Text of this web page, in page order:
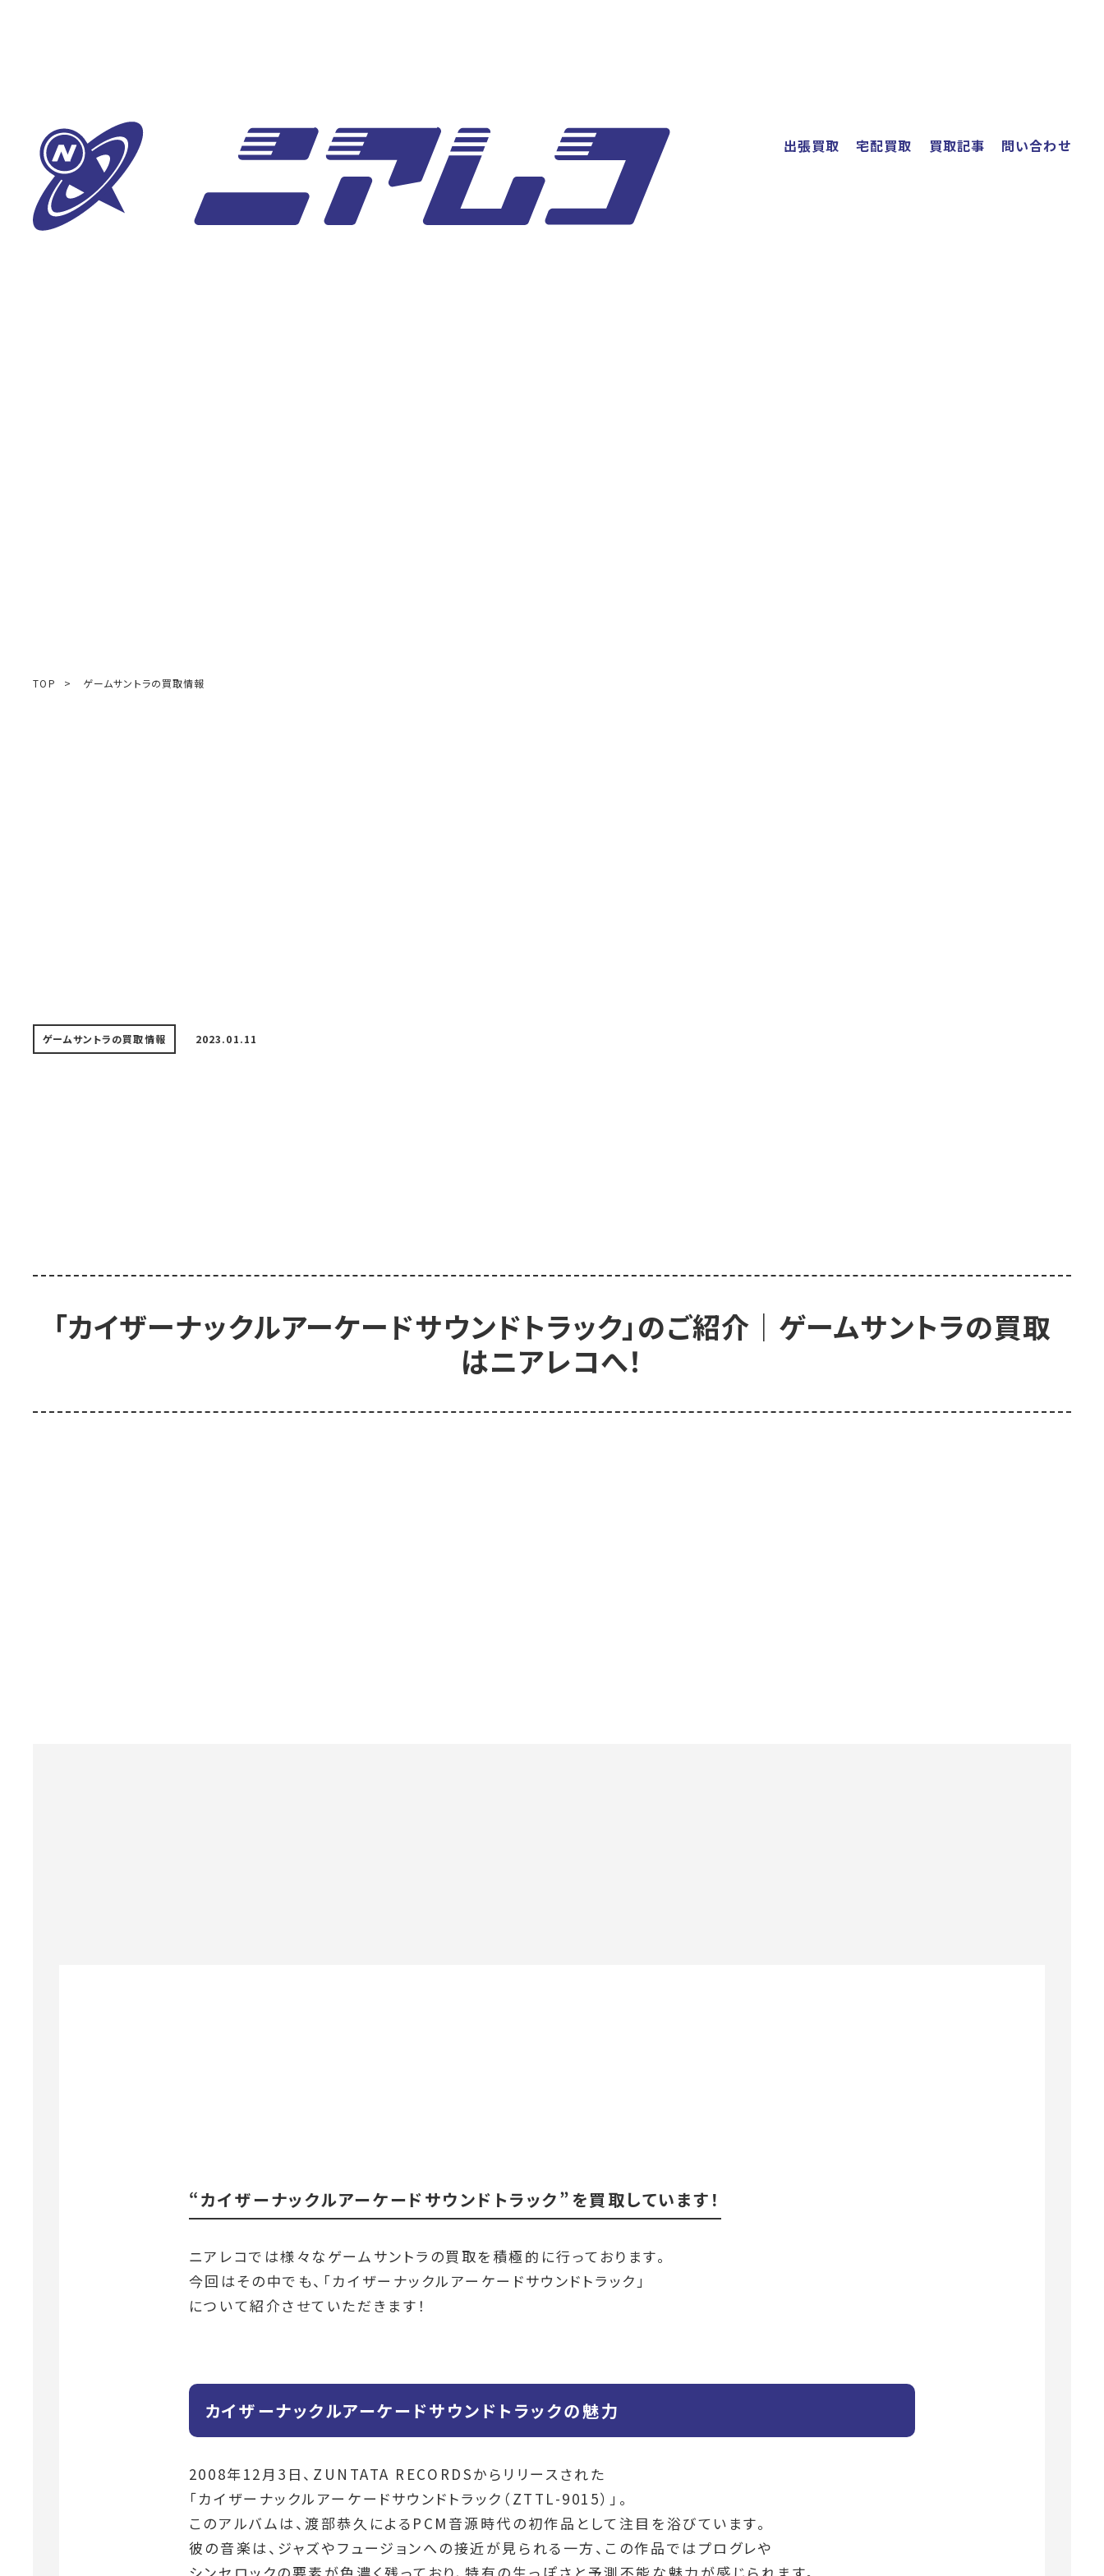
出張買取 宅配買取 買取記事 問い合わせ
TOP > ゲームサントラの買取情報
ゲームサントラの買取情報 2023.01.11
「カイザーナックルアーケードサウンドトラック」のご紹介｜ゲームサントラの買取
はニアレコへ！
“カイザーナックルアーケードサウンドトラック”を買取しています！
ニアレコでは様々なゲームサントラの買取を積極的に行っております。
今回はその中でも、「カイザーナックルアーケードサウンドトラック」
について紹介させていただきます！
カイザーナックルアーケードサウンドトラックの魅力
2008年12月3日、ZUNTATA RECORDSからリリースされた
「カイザーナックルアーケードサウンドトラック（ZTTL-9015）」。
このアルバムは、渡部恭久によるPCM音源時代の初作品として注目を浴びています。
彼の音楽は、ジャズやフュージョンへの接近が見られる一方、この作品ではプログレや